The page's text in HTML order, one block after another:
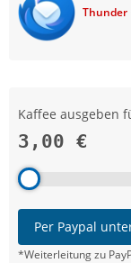
Thunder
Kaffee ausgeben
3,00 €
Per Paypal
*Weiterleitung zu